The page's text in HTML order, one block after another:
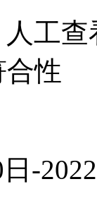
工查
性
-2022